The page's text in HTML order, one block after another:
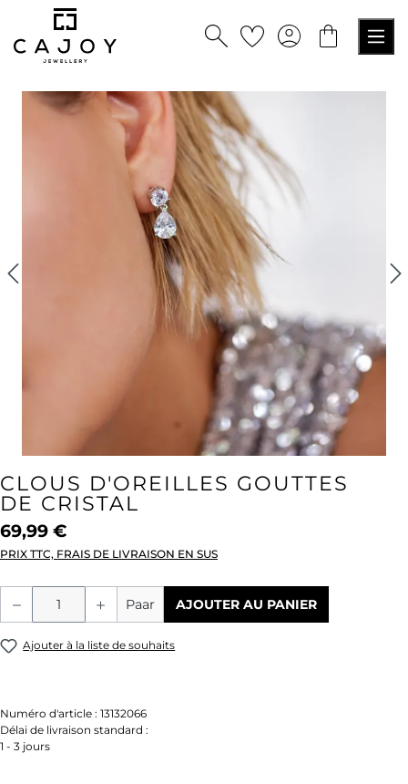
principal
CLOUS D'OREILLES GOUTTES
DE CRISTAL
69,99 €
PRIX TTC, FRAIS DE LIVRAISON EN SUS
Quantité de produit : Entrez la
Paar AJOUTER AU PANIER
Ajouter à la liste de souhaits
Numéro d'article : 13132066
Délai de livraison standard :
1 - 3 jours